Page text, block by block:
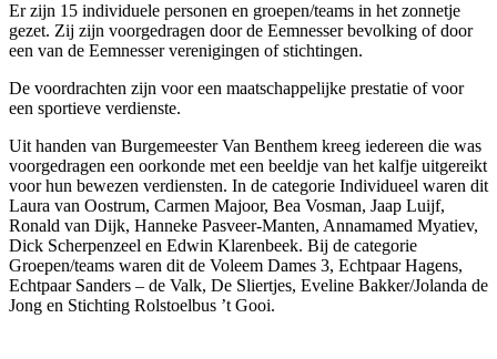
Er zijn 15 individuele personen en groepen/teams in het zonnetje
gezet. Zij zijn voorgedragen door de Eemnesser bevolking of door
een van de Eemnesser verenigingen of stichtingen.
De voordrachten zijn voor een maatschappelijke prestatie of voor
een sportieve verdienste.
Uit handen van Burgemeester Van Benthem kreeg iedereen die was
voorgedragen een oorkonde met een beeldje van het kalfje uitgereikt
voor hun bewezen verdiensten. In de categorie Individueel waren dit
Laura van Oostrum, Carmen Majoor, Bea Vosman, Jaap Luijf,
Ronald van Dijk, Hanneke Pasveer-Manten, Annamamed Myatiev,
Dick Scherpenzeel en Edwin Klarenbeek. Bij de categorie
Groepen/teams waren dit de Voleem Dames 3, Echtpaar Hagens,
Echtpaar Sanders – de Valk, De Sliertjes, Eveline Bakker/Jolanda de
Jong en Stichting Rolstoelbus ’t Gooi.